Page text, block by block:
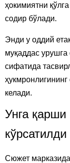
ҳокимиятни
содир бўлади.
Энди у оддий
муқаддас
сифатида
келади.
Унга қарши
кўрсатилди
Сюжет